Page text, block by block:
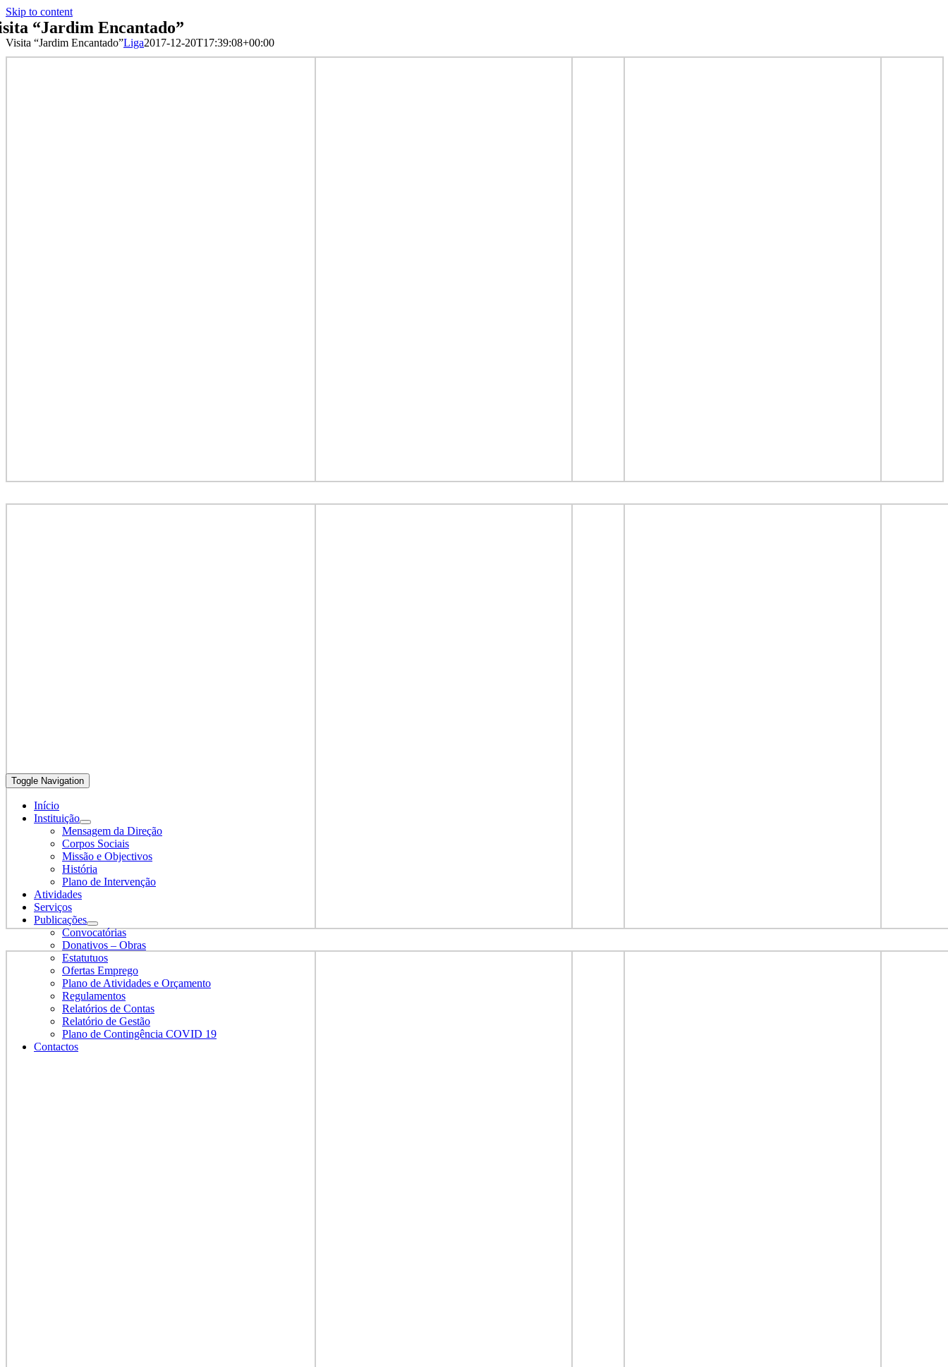
Skip to content
Toggle Navigation
Início
Instituição
Mensagem da Direção
Corpos Sociais
Missão e Objectivos
História
Plano de Intervenção
Atividades
Serviços
Publicações
Convocatórias
Donativos – Obras
Estatutuos
Ofertas Emprego
Plano de Atividades e Orçamento
Regulamentos
Relatórios de Contas
Relatório de Gestão
Plano de Contingência COVID 19
Contactos
“Jardim Encantado”
Visita “Jardim Encantado”Liga2017-12-20T17:39:08+00:00